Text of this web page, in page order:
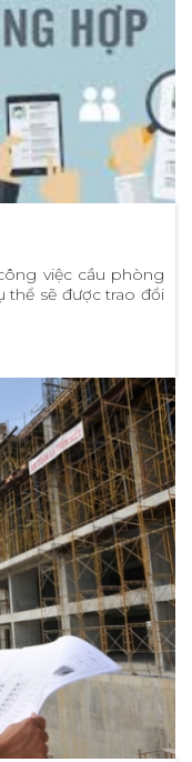
việc cầu phòng
thể sẽ được trao đổi